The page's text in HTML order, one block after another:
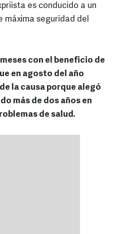
es conducido a un
máxima seguridad del
con el beneficio de
en agosto del año
la causa porque alegó
más de dos años en
de salud.